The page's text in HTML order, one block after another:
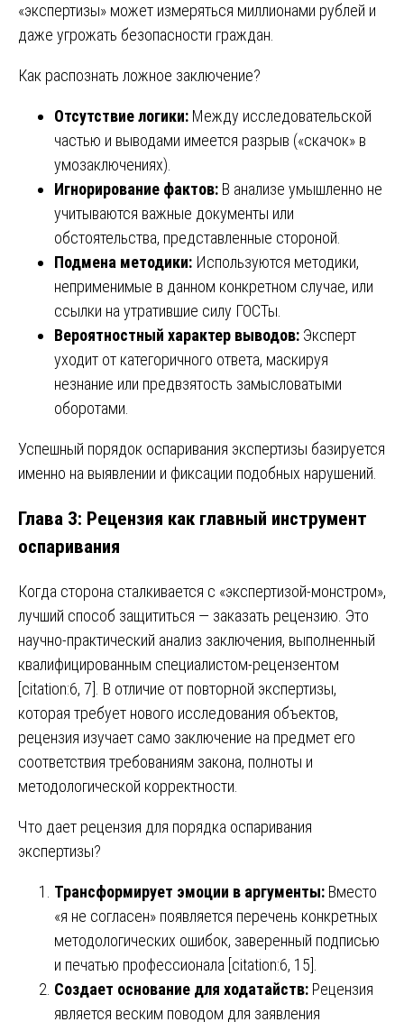
«экспертизы» может измеряться миллионами рублей и
даже угрожать безопасности граждан.
Как распознать ложное заключение?
Отсутствие логики: Между исследовательской
частью и выводами имеется разрыв («скачок» в
умозаключениях).
Игнорирование фактов: В анализе умышленно не
учитываются важные документы или
обстоятельства, представленные стороной.
Подмена методики: Используются методики,
неприменимые в данном конкретном случае, или
ссылки на утратившие силу ГОСТы.
Вероятностный характер выводов: Эксперт
уходит от категоричного ответа, маскируя
незнание или предвзятость замысловатыми
оборотами.
Успешный порядок оспаривания экспертизы базируется
именно на выявлении и фиксации подобных нарушений.
Глава 3: Рецензия как главный инструмент
оспаривания
Когда сторона сталкивается с «экспертизой-монстром»,
лучший способ защититься — заказать рецензию. Это
научно-практический анализ заключения, выполненный
квалифицированным специалистом-рецензентом
[citation:6, 7]. В отличие от повторной экспертизы,
которая требует нового исследования объектов,
рецензия изучает само заключение на предмет его
соответствия требованиям закона, полноты и
методологической корректности.
Что дает рецензия для порядка оспаривания
экспертизы?
Трансформирует эмоции в аргументы: Вместо
«я не согласен» появляется перечень конкретных
методологических ошибок, заверенный подписью
и печатью профессионала [citation:6, 15].
Создает основание для ходатайств: Рецензия
является веским поводом для заявления